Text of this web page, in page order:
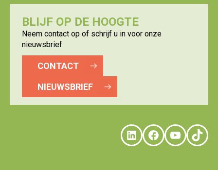
BLIJF OP DE HOOGTE
Neem contact op of schrijf u in voor onze
nieuwsbrief
CONTACT
NIEUWSBRIEF
LinkedIn
Facebook